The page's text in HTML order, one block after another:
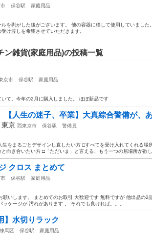
保谷駅
家庭用品
を剥がした後がございます。 他の容器に移して使用していました
け渡しを希望させていただきます。
ン雑貨(家庭用品)の投稿一覧
京市 保谷駅
家庭用品
いて、今年の2月に購入しました。 ほぼ新品です
【人生の迷子、卒業】大真綜合警備が、
東京 西東京市 保谷駅 警備員
をまるごとデザインし直したい方 □すべてを受け入れてくれる場
向き合いたい方 □「ただいま」と言える、もう一つの居場所が欲
クロス まとめて
保谷駅
家庭用品
いします。 まとめてのお取引 大歓迎です 無料ですが 他出品の2
ッケージが 汚れがあります 。 それでも良ければ。。。
】水切りラック
練馬区 保谷駅
家庭用品